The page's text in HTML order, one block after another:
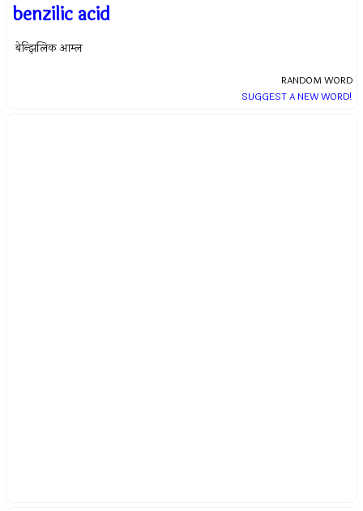
benzilic acid
बेन्झिलिक आम्ल
RANDOM WORD
SUGGEST A NEW WORD!